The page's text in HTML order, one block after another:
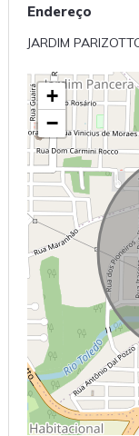
Endereço
JARDIM
+
−